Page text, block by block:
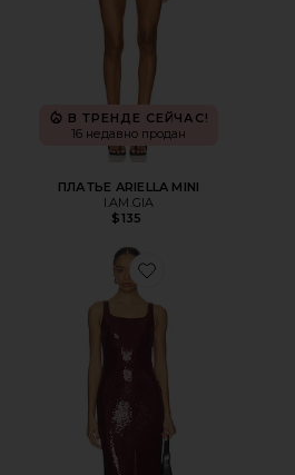
В ТРЕНДЕ СЕЙЧАС!
16 недавно продан
ПЛАТЬЕ ARIELLA MINI
I.AM.GIA
$135
Favorite ПЛАТЬЕ С